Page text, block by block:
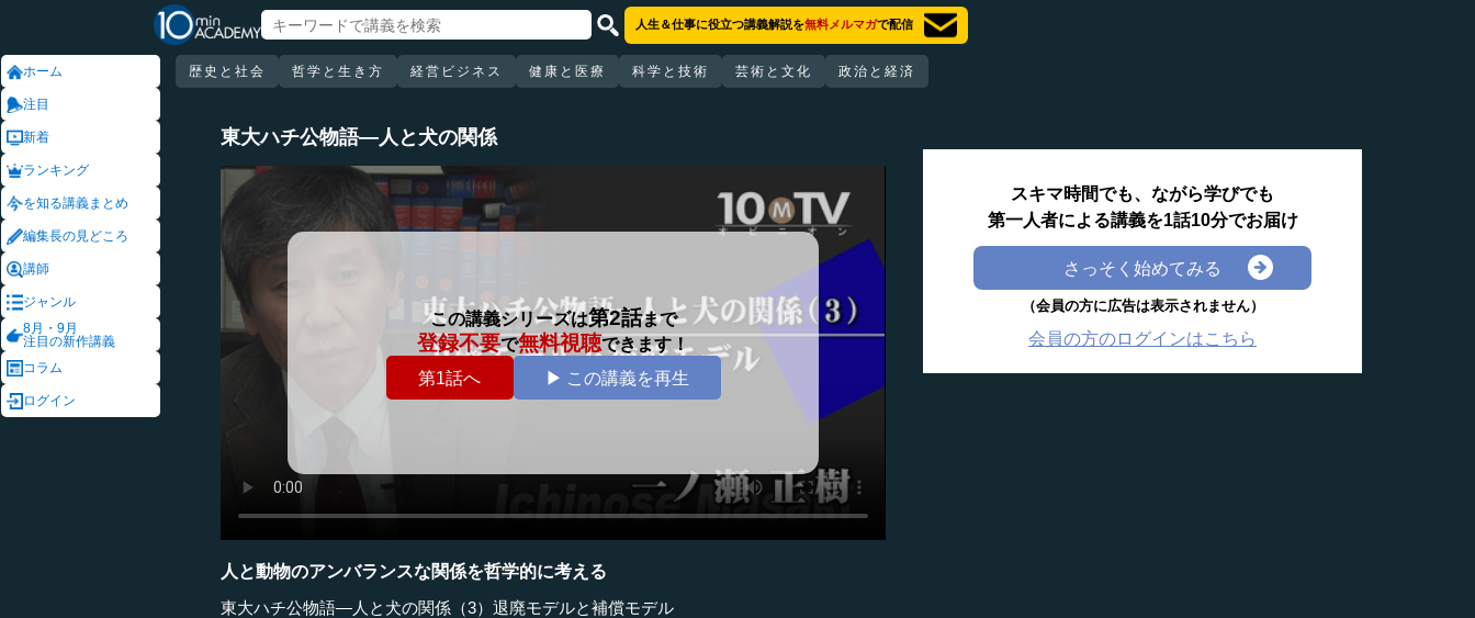
ホーム
注目
新着
ランキング
を知る講義まとめ
編集長の見どころ
講師
ジャンル
8月・9月
注目の新作講義
コラム
ログイン
人生＆仕事に役立つ講義解説を無料メルマガで配信
歴史と社会 哲学と生き方 経営ビジネス 健康と医療 科学と技術 芸術と文化 政治と経済
東大ハチ公物語―人と犬の関係
この講義シリーズは第2話まで
登録不要で無料視聴できます！
第1話へ
▶ この講義を再生
人と動物のアンバランスな関係を哲学的に考える
東大ハチ公物語―人と犬の関係（3）退廃モデルと補償モデル
スキマ時間でも、ながら学びでも
第一人者による講義を1話10分でお届け
さっそく始めてみる
（会員の方に広告は表示されません）
会員の方のログインはこちら